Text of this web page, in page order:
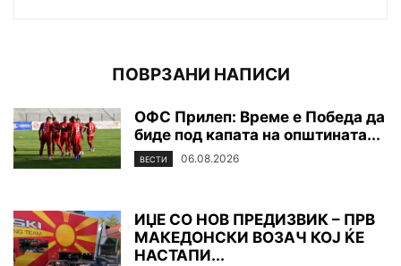
ПОВРЗАНИ НАПИСИ
ОФС Прилеп: Време е Победа да
биде под капата на општината...
ВЕСТИ 06.08.2026
ИЏЕ СО НОВ ПРЕДИЗВИК – ПРВ
МАКЕДОНСКИ ВОЗАЧ КОЈ ЌЕ
НАСТАПИ...